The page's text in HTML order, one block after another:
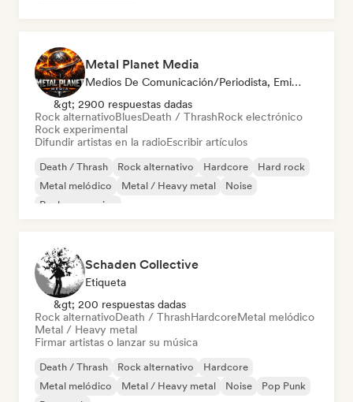
Metal Planet Media
Medios De Comunicación/Periodista, Emisoras De Radio
&gt; 2900 respuestas dadas
Rock alternativoBluesDeath / ThrashRock electrónico
Rock experimental
Difundir artistas en la radioEscribir artículos
Death / Thrash Rock alternativo Hardcore
Hard rock
Metal melódico
Metal / Heavy metal
Noise
Rock progresivo
Schaden Collective
Etiqueta
&gt; 200 respuestas dadas
Rock alternativoDeath / ThrashHardcoreMetal melódico
Metal / Heavy metal
Firmar artistas o lanzar su música
Death / Thrash Rock alternativo
Hardcore
Metal melódico
Metal / Heavy metal Noise
Pop Punk